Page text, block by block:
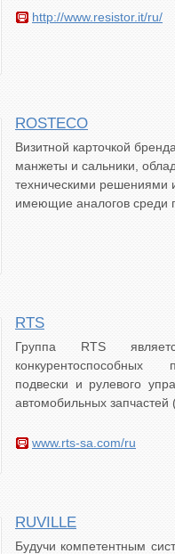
http://www.resistor.it/ru/
ROSTECO
Визитной карточкой
манжеты и сальники,
техническими решениями
имеющие аналогов среди
RTS
Группа RTS
конкурентоспособных
подвески и рулевого
автомобильных запчастей
www.rts-sa.com/ru
RUVILLE
Будучи компетентным